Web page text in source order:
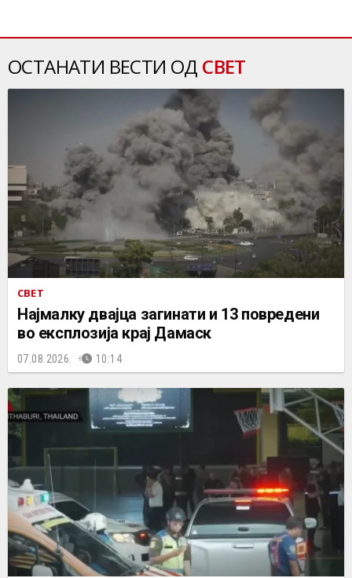
ОСТАНАТИ ВЕСТИ ОД СВЕТ
СВЕТ
Најмалку двајца загинати и 13 повредени
во експлозија крај Дамаск
07.08.2026. 10:14